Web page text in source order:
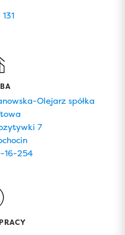
Olejarz spółka
7
16-254